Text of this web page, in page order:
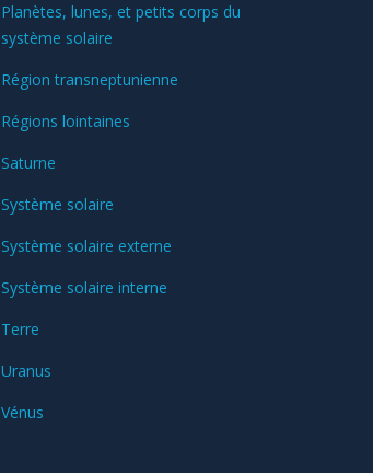
Planètes, lunes, et petits corps du
système solaire
Région transneptunienne
Régions lointaines
Saturne
Système solaire
Système solaire externe
Système solaire interne
Terre
Uranus
Vénus